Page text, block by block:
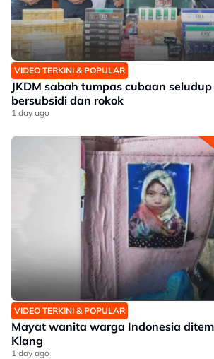
VIDEO TERKINI & POPULAR
JKDM sabah tumpas cubaan
bersubsidi dan rokok
1 day ago
VIDEO TERKINI & POPULAR
Mayat wanita warga Indonesia
Klang
1 day ago